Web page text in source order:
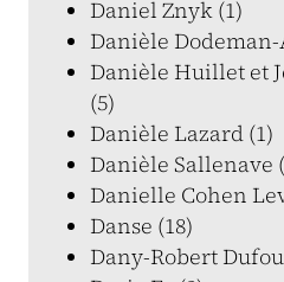
Daniel Znyk (1)
Danièle
Danièle Huillet et
(5)
Danièle Lazard (1)
Danièle Sallenave
Danielle Cohen
Danse (18)
Dany-Robert